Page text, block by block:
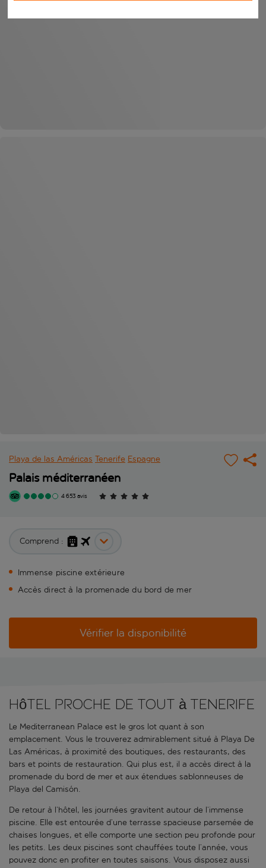
Playa de las Américas Tenerife Espagne
Palais méditerranéen
4 653 avis
Comprend :
Immense piscine extérieure
Accès direct à la promenade du bord de mer
Vérifier la disponibilité
Hôtel proche de tout à Tenerife
Le Mediterranean Palace est le gros lot quant à son
emplacement. Vous le trouverez admirablement situé à Playa De
Las Américas, à proximité des boutiques, des restaurants, des
bars et points de restauration. Qui plus est, il a accès direct à la
promenade du bord de mer et aux étendues sablonneuses de
Playa del Camisón.
De retour à l’hôtel, les journées gravitent autour de l’immense
piscine. Elle est entourée d’une terrasse spacieuse parsemée de
chaises longues, et elle comporte une section peu profonde pour
les petits. Les deux piscines sont chauffées toute l’année, vous
pouvez donc en profiter en toutes saisons. Vous disposez aussi